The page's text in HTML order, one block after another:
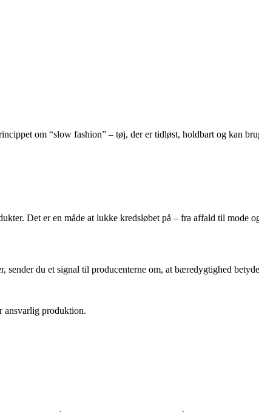
om “slow fashion” – tøj, der er tidløst, holdbart og kan
Det er en måde at lukke kredsløbet på – fra affald til mode
du et signal til producenterne om, at bæredygtighed
ansvarlig produktion.